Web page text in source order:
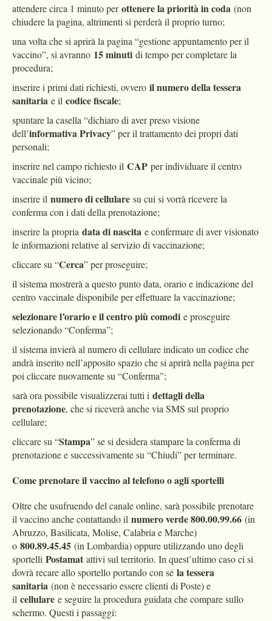
attendere circa 1 minuto perottenere la priorità in coda (non
chiudere la pagina, altrimenti si perderà il proprio turno;
una volta che si aprirà la pagina “gestione appuntamento per il
vaccino”, si avranno 15 minuti di tempo per completare la
procedura;
inserire i primi dati richiesti, ovvero il numero della tessera
sanitaria e il codice fiscale;
spuntare la casella “dichiaro di aver preso visione
dell’informativa Privacy” per il trattamento dei propri dati
personali;
inserire nel campo richiesto il CAP per individuare il centro
vaccinale più vicino;
inserire il numero di cellulare su cui si vorrà ricevere la
conferma con i dati della prenotazione;
inserire la propria data di nascita e confermare di aver visionato
le informazioni relative al servizio di vaccinazione;
cliccare su “Cerca” per proseguire;
il sistema mostrerà a questo punto data, orario e indicazione del
centro vaccinale disponibile per effettuare la vaccinazione;
selezionare l’orario e il centro più comodi e proseguire
selezionando “Conferma”;
il sistema invierà al numero di cellulare indicato un codice che
andrà inserito nell’apposito spazio che si aprirà nella pagina per
poi cliccare nuovamente su “Conferma”;
sarà ora possibile visualizzerai tutti i dettagli della
prenotazione, che si riceverà anche via SMS sul proprio
cellulare;
cliccare su “Stampa” se si desidera stampare la conferma di
prenotazione e successivamente su “Chiudi” per terminare.
Come prenotare il vaccino al telefono o agli sportelli
Oltre che usufruendo del canale online, sarà possibile prenotare
il vaccino anche contattando il numero verde 800.00.99.66 (in
Abruzzo, Basilicata, Molise, Calabria e Marche)
o 800.89.45.45 (in Lombardia) oppure utilizzando uno degli
sportelli Postamat attivi sul territorio. In quest’ultimo caso ci si
dovrà recare allo sportello portando con sé la tessera
sanitaria (non è necessario essere clienti di Poste) e
il cellulare e seguire la procedura guidata che compare sullo
schermo. Questi i passaggi: